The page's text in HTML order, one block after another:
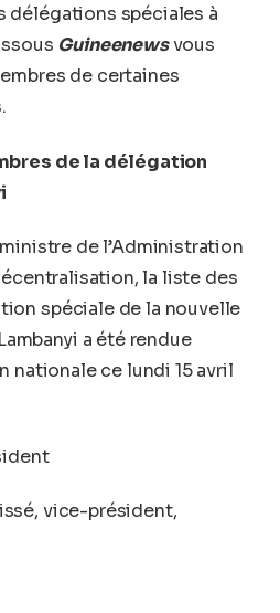
délégations spéciales à
Guineenewsvous
de certaines
de la délégation
de l’Administration
la liste des
spéciale de la nouvelle
a été rendue
nationale ce lundi 15 avril
vice-président,